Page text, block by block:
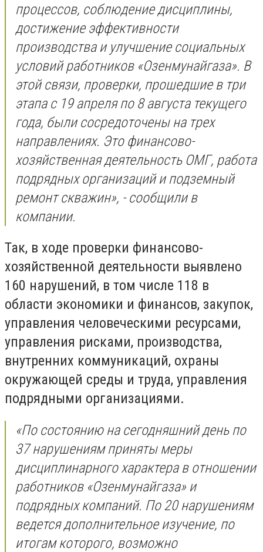
процессов, соблюдение дисциплины,
достижение эффективности
производства и улучшение социальных
условий работников «Озенмунайгаза». В
этой связи, проверки, прошедшие в три
этапа с 19 апреля по 8 августа текущего
года, были сосредоточены на трех
направлениях. Это финансово-
хозяйственная деятельность ОМГ, работа
подрядных организаций и подземный
ремонт скважин», - сообщили в
компании.
Так, в ходе проверки финансово-
хозяйственной деятельности выявлено
160 нарушений, в том числе 118 в
области экономики и финансов, закупок,
управления человеческими ресурсами,
управления рисками, производства,
внутренних коммуникаций, охраны
окружающей среды и труда, управления
подрядными организациями.
«По состоянию на сегодняшний день по
37 нарушениям приняты меры
дисциплинарного характера в отношении
работников «Озенмунайгаза» и
подрядных компаний. По 20 нарушениям
ведется дополнительное изучение, по
итогам которого, возможно